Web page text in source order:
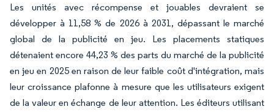
Les unités avec récompense et jouables devraient se
développer à 11,58 % de 2026 à 2031, dépassant le marché
global de la publicité en jeu. Les placements statiques
détenaient encore 44,23 % des parts du marché de la publicité
en jeu en 2025 en raison de leur faible coût d'intégration, mais
leur croissance plafonne à mesure que les utilisateurs exigent
de la valeur en échange de leur attention. Les éditeurs utilisant